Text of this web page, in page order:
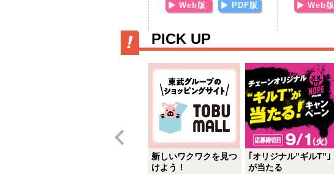
Web版 PDF版 Web版
PICK UP
新しいワクワクを見つ
けよう！
｢オリジナル”ギルT”｣
が当たる